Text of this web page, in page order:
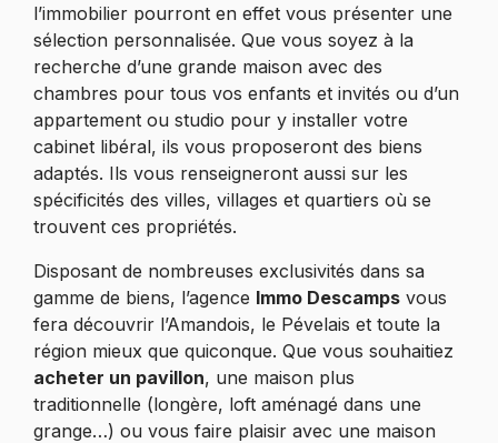
l’immobilier pourront en effet vous présenter une
sélection personnalisée. Que vous soyez à la
recherche d’une grande maison avec des
chambres pour tous vos enfants et invités ou d’un
appartement ou studio pour y installer votre
cabinet libéral, ils vous proposeront des biens
adaptés. Ils vous renseigneront aussi sur les
spécificités des villes, villages et quartiers où se
trouvent ces propriétés.
Disposant de nombreuses exclusivités dans sa
gamme de biens, l’agence Immo Descampsvous
fera découvrir l’Amandois, le Pévelais et toute la
région mieux que quiconque. Que vous souhaitiez
acheter un pavillon, une maison plus
traditionnelle (longère, loft aménagé dans une
grange…) ou vous faire plaisir avec une maison